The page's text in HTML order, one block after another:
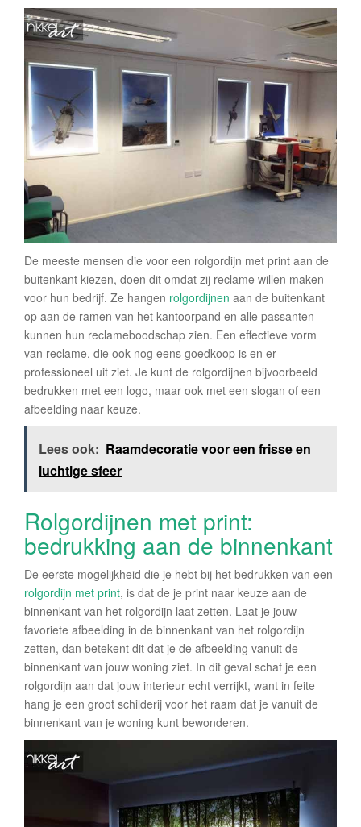
De meeste mensen die voor een rolgordijn met print aan de
buitenkant kiezen, doen dit omdat zij reclame willen maken
voor hun bedrijf. Ze hangen rolgordijnen aan de buitenkant
op aan de ramen van het kantoorpand en alle passanten
kunnen hun reclameboodschap zien. Een effectieve vorm
van reclame, die ook nog eens goedkoop is en er
professioneel uit ziet. Je kunt de rolgordijnen bijvoorbeeld
bedrukken met een logo, maar ook met een slogan of een
afbeelding naar keuze.
Lees ook: Raamdecoratie voor een frisse en
luchtige sfeer
Rolgordijnen met print:
bedrukking aan de binnenkant
De eerste mogelijkheid die je hebt bij het bedrukken van een
rolgordijn met print, is dat de je print naar keuze aan de
binnenkant van het rolgordijn laat zetten. Laat je jouw
favoriete afbeelding in de binnenkant van het rolgordijn
zetten, dan betekent dit dat je de afbeelding vanuit de
binnenkant van jouw woning ziet. In dit geval schaf je een
rolgordijn aan dat jouw interieur echt verrijkt, want in feite
hang je een groot schilderij voor het raam dat je vanuit de
binnenkant van je woning kunt bewonderen.